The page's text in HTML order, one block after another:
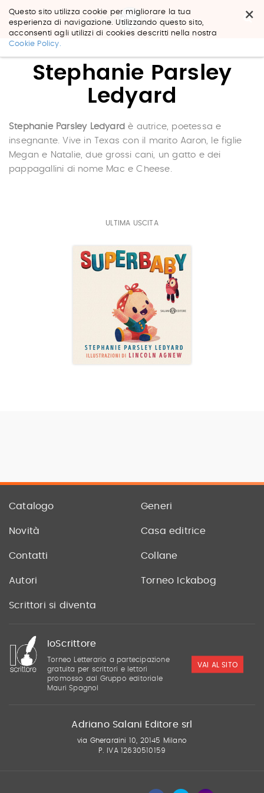
×
Questo sito utilizza cookie per migliorare la tua
esperienza di navigazione. Utilizzando questo sito,
acconsenti agli utilizzi di cookies descritti nella nostra
Cookie Policy.
Salta
Stephanie Parsley
Ledyard
Stephanie Parsley Ledyard è autrice, poetessa e
insegnante. Vive in Texas con il marito Aaron, le figlie
Megan e Natalie, due grossi cani, un gatto e dei
pappagallini di nome Mac e Cheese.
ULTIMA USCITA
Catalogo Generi
Novità Casa editrice
Contatti Collane
Autori Torneo Ickabog
Scrittori si diventa
IoScrittore
Torneo Letterario a partecipazione
gratuita per scrittori e lettori
promosso dal Gruppo editoriale
Mauri Spagnol
VAI AL SITO
Adriano Salani Editore srl
via Gherardini 10, 20145 Milano
P. IVA 12630510159